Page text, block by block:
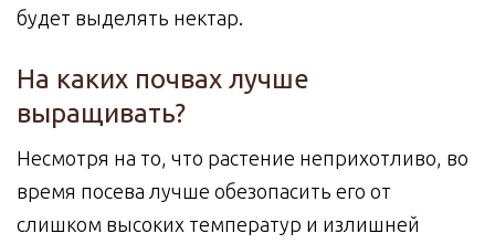
будет выделять нектар.
На каких почвах лучше
выращивать?
Несмотря на то, что растение неприхотливо, во
время посева лучше обезопасить его от
слишком высоких температур и излишней